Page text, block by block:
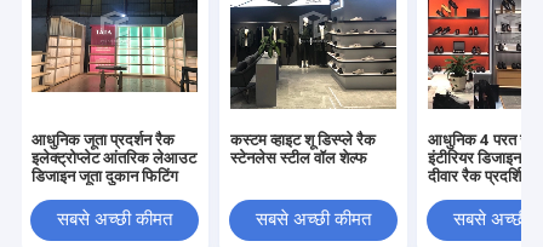
आधुनिक जूता प्रदर्शन रैक
इलेक्ट्रोप्लेट आंतरिक लेआउट
डिजाइन जूता दुकान फिटिंग
सबसे अच्छी कीमत
कस्टम व्हाइट शू डिस्प्ले रैक
स्टेनलेस स्टील वॉल शेल्फ
सबसे अच्छी कीमत
आधुनिक 4 परत जूते
इंटीरियर डिजाइन के
दीवार रैक प्रदर्शित
सबसे अच्छी